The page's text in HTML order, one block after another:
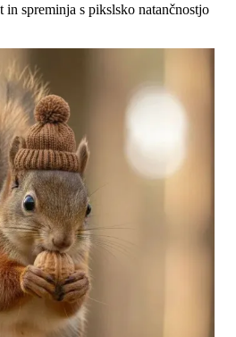
in spreminja s pikslsko natančnostjo